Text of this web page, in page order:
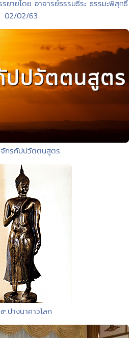
ยายโดย อาจารย์ธรรมธีระ ธรรมะพิสุทธิ์
02/02/63
กรกัปปวัตตนสูตร
.ปางนาคาวโลก